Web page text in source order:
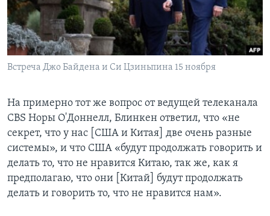
Встреча Джо Байдена и Си Цзиньпина 15 ноября
На примерно тот же вопрос от ведущей телеканала
СBS Норы О'Доннелл, Блинкен ответил, что «не
секрет, что у нас [CША и Китая] две очень разные
системы», и что CША «будут продолжать говорить и
делать то, что не нравится Китаю, так же, как я
предполагаю, что они [Китай] будут продолжать
делать и говорить то, что не нравится нам».